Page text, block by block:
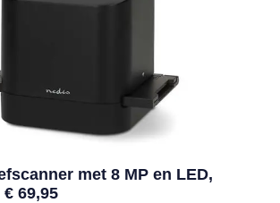
met 8 MP en LED,
69,95